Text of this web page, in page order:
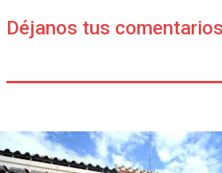
Déjanos tus